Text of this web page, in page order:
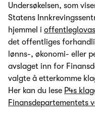
Undersøkelsen, som
Statens
hjemmel i
det offentliges
lønns-, økonomi- eller
avslaget inn for
valgte å etterkomme
Her kan du lese P4s
Finansdepartementets